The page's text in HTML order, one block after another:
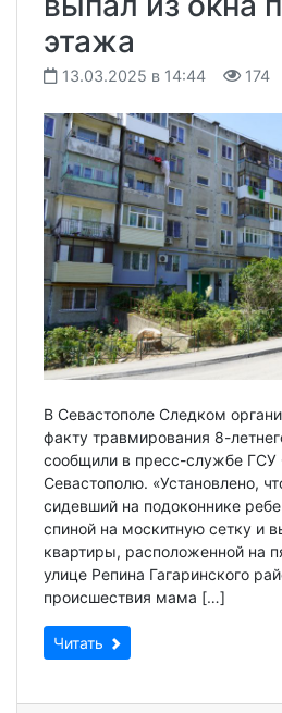
этажа
13.03.2025 в 14:44 174
В Севастополе Следком
факту травмирования 8-
сообщили в пресс-службе
Севастополю. «Установлено,
сидевший на подоконнике
спиной на москитную сетку и
квартиры, расположенной на
улице Репина Гагаринского
происшествия мама […]
Читать